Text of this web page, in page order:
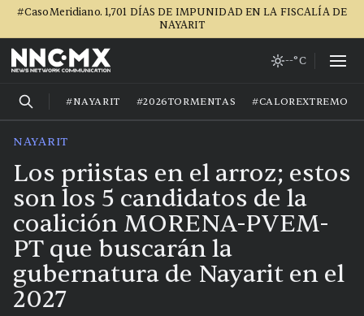
#CasoMeridiano. 1,701 DÍAS DE IMPUNIDAD EN LA FISCALÍA DE
NAYARIT
--°C
#NAYARIT #2026TORMENTAS #CALOREXTREMO
NAYARIT
Los priistas en el arroz; estos
son los 5 candidatos de la
coalición MORENA-PVEM-
PT que buscarán la
gubernatura de Nayarit en el
2027